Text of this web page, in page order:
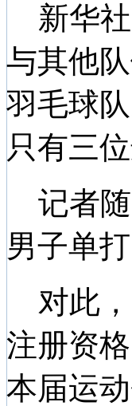
新华社
与其他
羽毛球
只有三位
记者随
男子单
对此，
注册资
本届运